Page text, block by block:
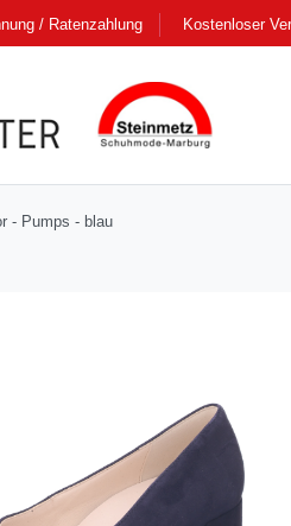
/ Ratenzahlung Kostenloser
- Pumps - blau